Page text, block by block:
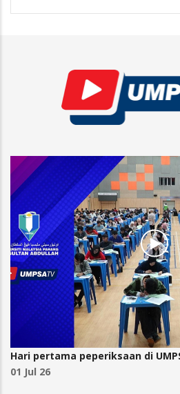
Hari pertama peperiksaan di
01 Jul 26